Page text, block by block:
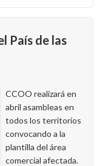
País de las
CCOO realizará en
abril asambleas en
todos los territorios
convocando a la
plantilla del área
comercial afectada.